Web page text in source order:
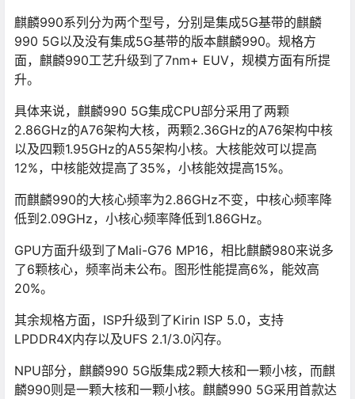
麒麟990系列分为两个型号，分别是集成5G基带的麒麟
990 5G以及没有集成5G基带的版本麒麟990。规格方
面，麒麟990工艺升级到了7nm+ EUV，规模方面有所提
升。
具体来说，麒麟990 5G集成CPU部分采用了两颗
2.86GHz的A76架构大核，两颗2.36GHz的A76架构中核
以及四颗1.95GHz的A55架构小核。大核能效可以提高
12%，中核能效提高了35%，小核能效提高15%。
而麒麟990的大核心频率为2.86GHz不变，中核心频率降
低到2.09GHz，小核心频率降低到1.86GHz。
GPU方面升级到了Mali-G76 MP16，相比麒麟980来说多
了6颗核心，频率尚未公布。图形性能提高6%，能效高
20%。
其余规格方面，ISP升级到了Kirin ISP 5.0，支持
LPDDR4X内存以及UFS 2.1/3.0闪存。
NPU部分，麒麟990 5G版集成2颗大核和一颗小核，而麒
麟990则是一颗大核和一颗小核。麒麟990 5G采用首款达